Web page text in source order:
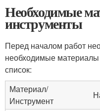
Необходимые
инструменты
Перед началом работ
необходимые
список:
Материал/
Инструмент